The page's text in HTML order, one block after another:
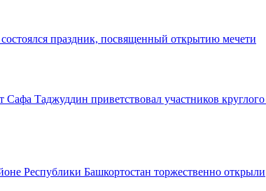
праздник, посвященный открытию мечети
Таджуддин приветствовал участников круглого
Республики Башкортостан торжественно открыли